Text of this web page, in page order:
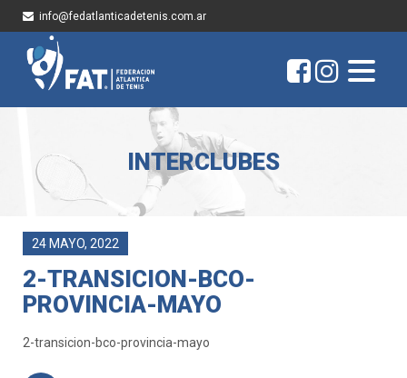
info@fedatlanticadetenis.com.ar
INTERCLUBES
24 MAYO, 2022
2-TRANSICION-BCO-
PROVINCIA-MAYO
2-transicion-bco-provincia-mayo